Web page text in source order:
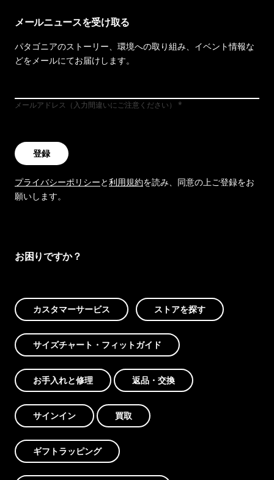
メールニュースを受け取る
パタゴニアのストーリー、環境への取り組み、イベント情報な
どをメールにてお届けします。
メールアドレス（入力間違いにご注意ください）
登録
プライバシーポリシーと利用規約を読み、同意の上ご登録をお
願いします。
お困りですか？
カスタマーサービス ストアを探す
サイズチャート・フィットガイド
お手入れと修理 返品・交換
サインイン 買取
ギフトラッピング